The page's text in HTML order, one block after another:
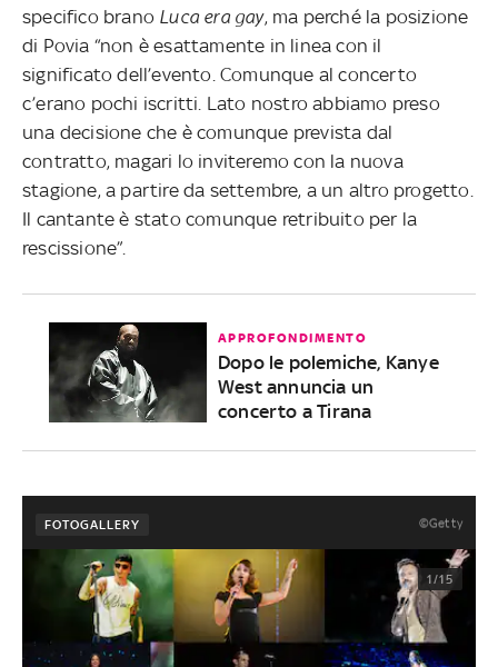
specifico brano Luca era gay, ma perché la posizione
di Povia “non è esattamente in linea con il
significato dell’evento. Comunque al concerto
c’erano pochi iscritti. Lato nostro abbiamo preso
una decisione che è comunque prevista dal
contratto, magari lo inviteremo con la nuova
stagione, a partire da settembre, a un altro progetto.
Il cantante è stato comunque retribuito per la
rescissione”.
APPROFONDIMENTO
Dopo le polemiche, Kanye
West annuncia un
concerto a Tirana
FOTOGALLERY ©Getty
1/15